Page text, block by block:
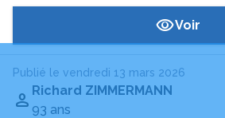
Voir
Publié le vendredi 13 mars 2026
Richard ZIMMERMANN
93 ans